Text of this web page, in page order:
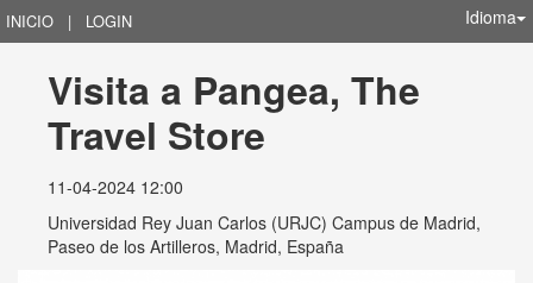
INICIO | LOGIN Idioma
Visita a Pangea, The
Travel Store
11-04-2024 12:00
Universidad Rey Juan Carlos (URJC) Campus de Madrid,
Paseo de los Artilleros, Madrid, España